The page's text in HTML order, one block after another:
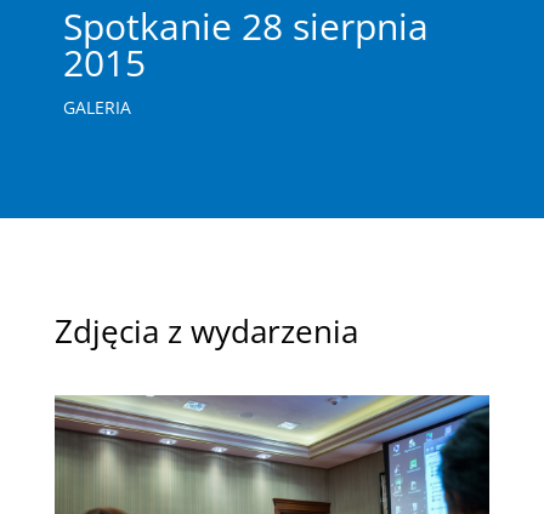
Spotkanie 28 sierpnia
2015
GALERIA
Zdjęcia z wydarzenia